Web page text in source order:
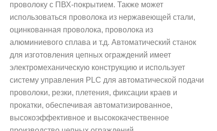
проволоку с ПВХ-покрытием. Также может
использоваться проволока из нержавеющей стали,
оцинкованная проволока, проволока из
алюминиевого сплава и т.д. Автоматический станок
для изготовления цепных ограждений имеет
электромеханическую конструкцию и использует
систему управления PLC для автоматической подачи
проволоки, резки, плетения, фиксации краев и
прокатки, обеспечивая автоматизированное,
высокоэффективное и высококачественное